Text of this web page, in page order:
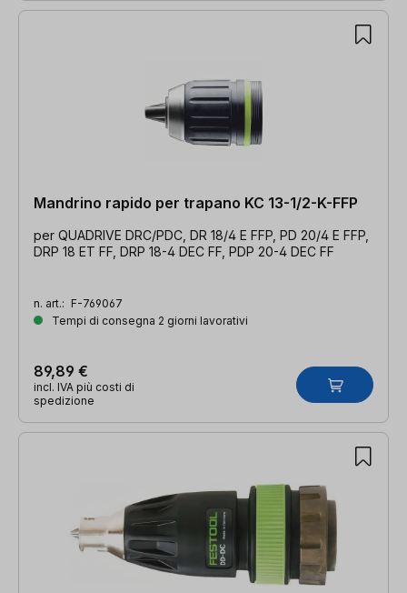
Mandrino rapido per trapano KC 13-1/2-K-FFP
per QUADRIVE DRC/PDC, DR 18/4 E FFP, PD 20/4 E FFP,
DRP 18 ET FF, DRP 18-4 DEC FF, PDP 20-4 DEC FF
n. art.: F-769067
Tempi di consegna 2 giorni lavorativi
89,89 €
incl. IVA più costi di
spedizione